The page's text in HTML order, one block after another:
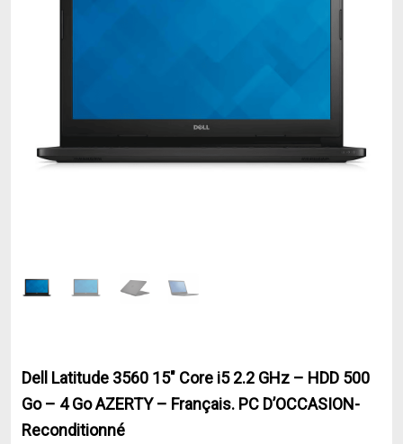
Dell Latitude 3560 15″ Core i5 2.2 GHz – HDD 500
Go – 4 Go AZERTY – Français. PC D’OCCASION-
Reconditionné